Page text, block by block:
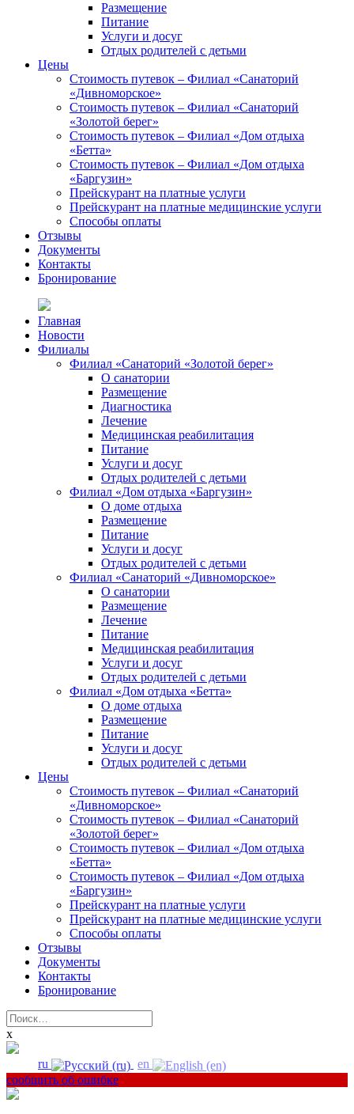
Размещение
Питание
Услуги и досуг
Отдых родителей с детьми
Цены
Стоимость путевок – Филиал «Санаторий
«Дивноморское»
Стоимость путевок – Филиал «Санаторий
«Золотой берег»
Стоимость путевок – Филиал «Дом отдыха
«Бетта»
Стоимость путевок – Филиал «Дом отдыха
«Баргузин»
Прейскурант на платные услуги
Прейскурант на платные медицинские услуги
Способы оплаты
Отзывы
Документы
Контакты
Бронирование
Главная
Новости
Филиалы
Филиал «Санаторий «Золотой берег»
О санатории
Размещение
Диагностика
Лечение
Медицинская реабилитация
Питание
Услуги и досуг
Отдых родителей с детьми
Филиал «Дом отдыха «Баргузин»
О доме отдыха
Размещение
Питание
Услуги и досуг
Отдых родителей с детьми
Филиал «Санаторий «Дивноморское»
О санатории
Размещение
Лечение
Питание
Медицинская реабилитация
Услуги и досуг
Отдых родителей с детьми
Филиал «Дом отдыха «Бетта»
О доме отдыха
Размещение
Питание
Услуги и досуг
Отдых родителей с детьми
Цены
Стоимость путевок – Филиал «Санаторий
«Дивноморское»
Стоимость путевок – Филиал «Санаторий
«Золотой берег»
Стоимость путевок – Филиал «Дом отдыха
«Бетта»
Стоимость путевок – Филиал «Дом отдыха
«Баргузин»
Прейскурант на платные услуги
Прейскурант на платные медицинские услуги
Способы оплаты
Отзывы
Документы
Контакты
Бронирование
Найти:
x
ru
en
сообщить об ошибке